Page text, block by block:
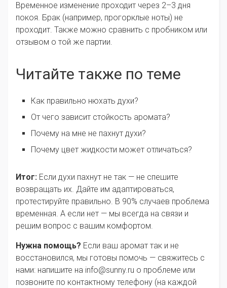
Временное изменение проходит через 2–3 дня
покоя. Брак (например, прогорклые ноты) не
проходит. Также можно сравнить с пробником или
отзывом о той же партии.
Читайте также по теме
Как правильно нюхать духи?
От чего зависит стойкость аромата?
Почему на мне не пахнут духи?
Почему цвет жидкости может отличаться?
Итог: Если духи пахнут не так — не спешите
возвращать их. Дайте им адаптироваться,
протестируйте правильно. В 90% случаев проблема
временная. А если нет — мы всегда на связи и
решим вопрос с вашим комфортом.
Нужна помощь? Если ваш аромат так и не
восстановился, мы готовы помочь — свяжитесь с
нами: напишите на info@sunny.ru о проблеме или
позвоните по контактному телефону (на каждой